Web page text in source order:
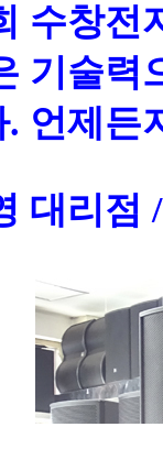
수창전
기술력
. 언제든
대리점